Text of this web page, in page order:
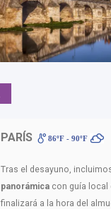
PARÍS 86ºF - 90ºF
Tras el desayuno,
panorámica con guía local
finalizará a la hora del